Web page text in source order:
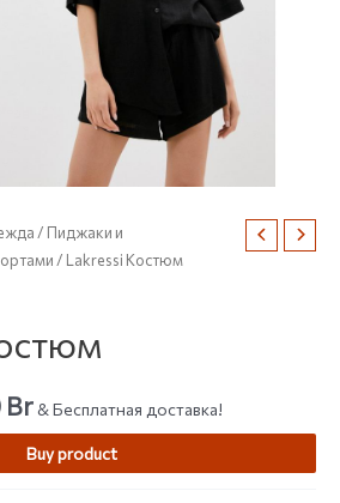
/ Пиджаки и
/ Lakressi Костюм
Br& Бесплатная доставка!
Buy product